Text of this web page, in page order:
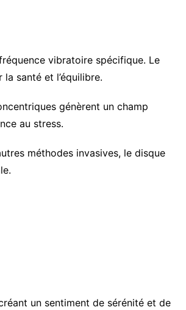
vibratoire spécifique. Le
santé et l’équilibre.
génèrent un champ
au stress.
méthodes invasives, le disque
un sentiment de sérénité et de